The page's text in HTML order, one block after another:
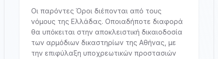
Οι παρόντες Όροι διέπονται από τους
νόμους της Ελλάδας. Οποιαδήποτε διαφορά
θα υπόκειται στην αποκλειστική δικαιοδοσία
των αρμόδιων δικαστηρίων της Αθήνας, με
την επιφύλαξη υποχρεωτικών προστασιών